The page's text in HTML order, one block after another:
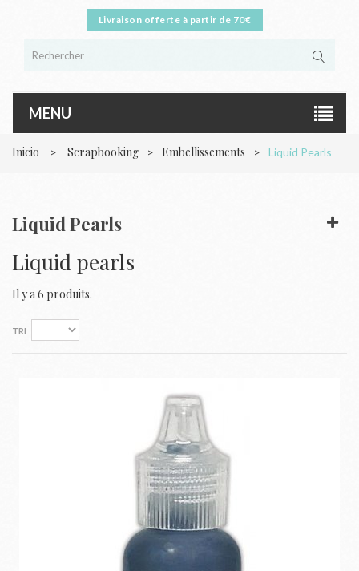
MENU
Inicio > Scrapbooking > Embellissements > Liquid Pearls
Liquid Pearls
Liquid pearls
Il y a 6 produits.
TRI